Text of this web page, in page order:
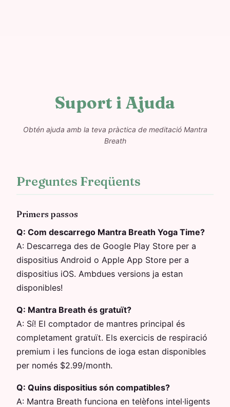
Suport i Ajuda
Obtén ajuda amb la teva pràctica de meditació Mantra
Breath
Preguntes Freqüents
Primers passos
Q: Com descarrego Mantra Breath Yoga Time?
A: Descarrega des de Google Play Store per a
dispositius Android o Apple App Store per a
dispositius iOS. Ambdues versions ja estan
disponibles!
Q: Mantra Breath és gratuït?
A: Sí! El comptador de mantres principal és
completament gratuït. Els exercicis de respiració
premium i les funcions de ioga estan disponibles
per només $2.99/month.
Q: Quins dispositius són compatibles?
A: Mantra Breath funciona en telèfons intel·ligents